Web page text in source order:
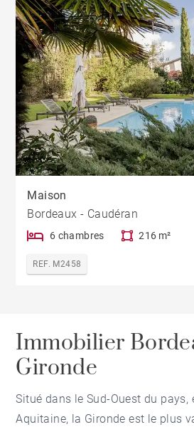
Maison
Bordeaux - Caudéran
6 chambres 216 m²
REF. M2458
Immobilier
Gironde
Situé dans le Sud-Ouest du pays,
Aquitaine, la Gironde est le plus